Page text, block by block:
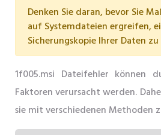
Denken Sie daran, bevor Sie
auf Systemdateien ergreifen,
Sicherungskopie Ihrer Daten
1f005.msi Dateifehler können
Faktoren verursacht werden.
sie mit verschiedenen Methoden